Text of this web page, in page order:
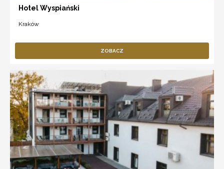
Hotel Wyspiański
Kraków
ZOBACZ